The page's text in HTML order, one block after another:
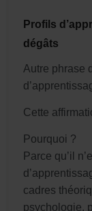
Profils
dégâts
Autre phrase
Cette
Pourquoi ?
Parce qu’il
cadres
psychologie,